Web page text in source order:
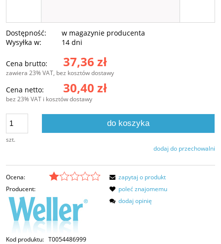
Dostępność:
w magazynie producenta
Wysyłka w:
14 dni
Cena brutto: 37,36 zł
zawiera 23% VAT, bez kosztów dostawy
Cena netto: 30,40 zł
bez 23% VAT i kosztów dostawy
szt.
do koszyka
dodaj do przechowalni
Ocena:
Producent:
Kod produktu: T0054486999
zapytaj o produkt
poleć znajomemu
dodaj opinię